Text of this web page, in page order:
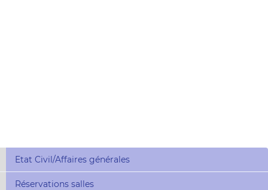
Etat Civil/Affaires générales
Réservations salles